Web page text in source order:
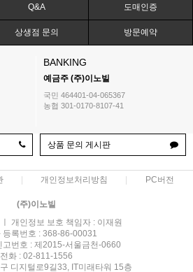
Q&A 도매인증
상생점 문의 방문예약
BANKING
예금주 (주)이노빌
국민 464401-04-065367
농협 301-0170-8107-41
상품 문의 게시판
개인정보처리방침 PC버전
(주)이노빌
개인정보 보호 책임자 : 이재원
등록번호 : 368-86-00031
고번호 : 제2015-서울금천-0660
전화 : 02-811-1556
디지털로9길33, IT미래타워 15층